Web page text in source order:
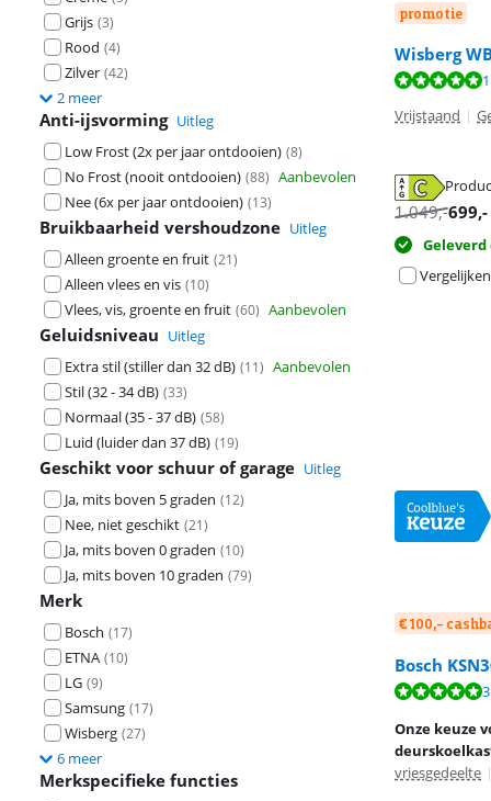
Grijs (3)
Rood (4)
Zilver (42)
2 meer
Anti-ijsvorming Uitleg
Low Frost (2x per jaar ontdooien) (8)
No Frost (nooit ontdooien) (88) Aanbevolen
Nee (6x per jaar ontdooien) (13)
Bruikbaarheid vershoudzone Uitleg
Alleen groente en fruit (21)
Alleen vlees en vis (10)
Vlees, vis, groente en fruit (60) Aanbevolen
Geluidsniveau Uitleg
Extra stil (stiller dan 32 dB) (11) Aanbevolen
Stil (32 - 34 dB) (33)
Normaal (35 - 37 dB) (58)
Luid (luider dan 37 dB) (19)
Geschikt voor schuur of garage Uitleg
Ja, mits boven 5 graden (12)
Nee, niet geschikt (21)
Ja, mits boven 0 graden (10)
Ja, mits boven 10 graden (79)
Merk
Bosch (17)
ETNA (10)
LG (9)
Samsung (17)
Wisberg (27)
6 meer
Merkspecifieke functies
promotie
Wisberg
Beoordeling is
Vrijstaand |
opent in nieuw
1.049,-699,-
Geleverd
Vergelijken
Beoordeling is
opent in nieuw
Beoordeling is
€ 100,-
Bosch
Beoordeling is
Onze keuze
vriesgedeelte |
Beoordeling is
Beoordeling is